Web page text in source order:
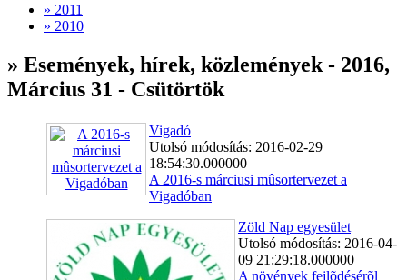
» 2011
» 2010
» Események, hírek, közlemények - 2016,
Március 31 - Csütörtök
Vigadó
Utolsó módosítás: 2016-02-29
18:54:30.000000
A 2016-s márciusi mûsortervezet a
Vigadóban
Zöld Nap egyesület
Utolsó módosítás: 2016-04-
09 21:29:18.000000
A növények fejlõdésérõl